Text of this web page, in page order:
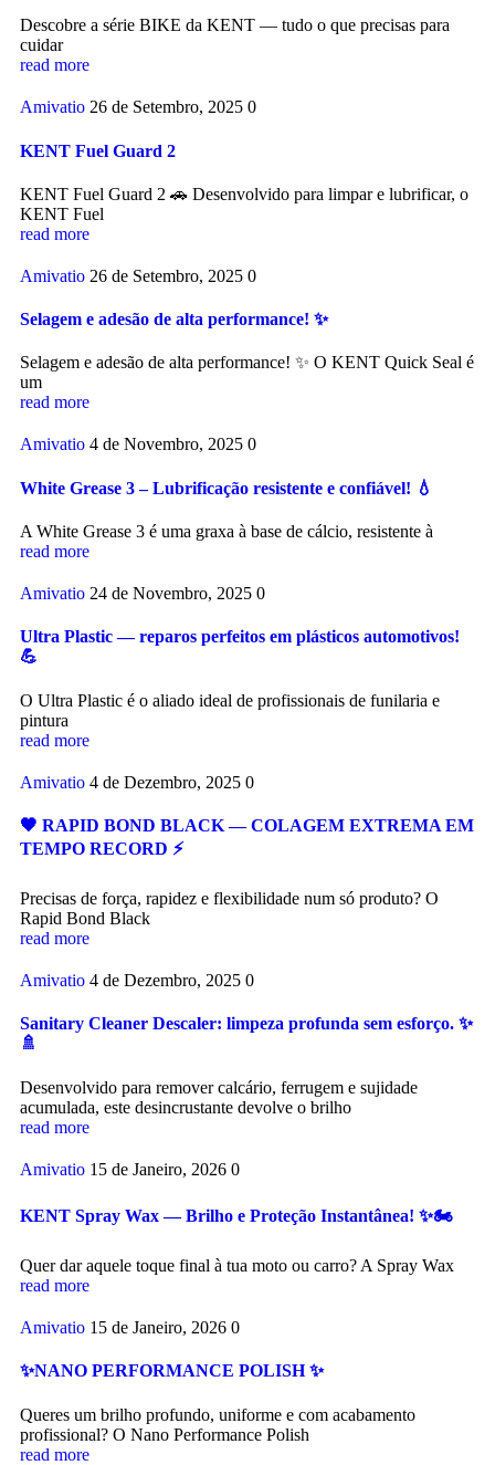
Descobre a série BIKE da KENT — tudo o que precisas para
cuidar
read more
Amivatio 26 de Setembro, 2025 0
KENT Fuel Guard 2
KENT Fuel Guard 2 🚗 Desenvolvido para limpar e lubrificar, o
KENT Fuel
read more
Amivatio 26 de Setembro, 2025 0
Selagem e adesão de alta performance! ✨
Selagem e adesão de alta performance! ✨ O KENT Quick Seal é
um
read more
Amivatio 4 de Novembro, 2025 0
White Grease 3 – Lubrificação resistente e confiável! 💧
A White Grease 3 é uma graxa à base de cálcio, resistente à
read more
Amivatio 24 de Novembro, 2025 0
Ultra Plastic — reparos perfeitos em plásticos automotivos!
💪
O Ultra Plastic é o aliado ideal de profissionais de funilaria e
pintura
read more
Amivatio 4 de Dezembro, 2025 0
🖤 RAPID BOND BLACK — COLAGEM EXTREMA EM
TEMPO RECORD ⚡️
Precisas de força, rapidez e flexibilidade num só produto? O
Rapid Bond Black
read more
Amivatio 4 de Dezembro, 2025 0
Sanitary Cleaner Descaler: limpeza profunda sem esforço. ✨
🚿
Desenvolvido para remover calcário, ferrugem e sujidade
acumulada, este desincrustante devolve o brilho
read more
Amivatio 15 de Janeiro, 2026 0
KENT Spray Wax — Brilho e Proteção Instantânea! ✨🏍️
Quer dar aquele toque final à tua moto ou carro? A Spray Wax
read more
Amivatio 15 de Janeiro, 2026 0
✨NANO PERFORMANCE POLISH ✨
Queres um brilho profundo, uniforme e com acabamento
profissional? O Nano Performance Polish
read more